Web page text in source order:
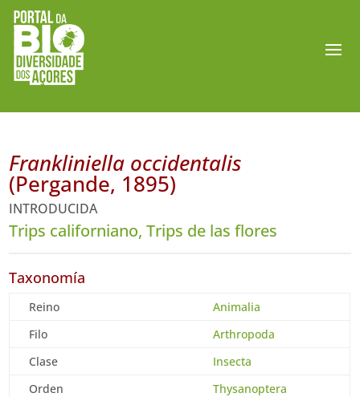
Frankliniella occidentalis
(Pergande, 1895)
INTRODUCIDA
Trips californiano, Trips de las flores
Taxonomía
Reino
Animalia
Filo
Arthropoda
Clase
Insecta
Orden
Thysanoptera